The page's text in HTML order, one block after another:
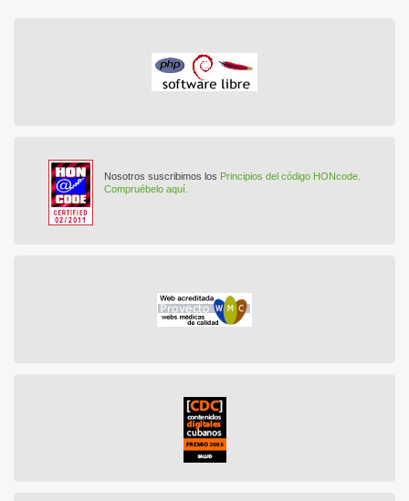
Nosotros suscribimos los Principios del código HONcode.
Compruébelo aquí.